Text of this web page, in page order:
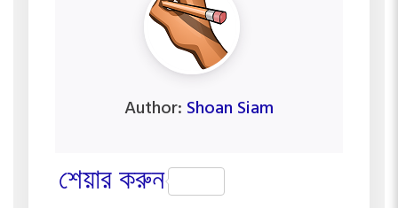
Author: Shoan Siam
শেয়ার করুন